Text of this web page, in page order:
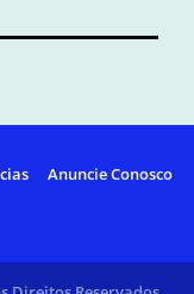
Anuncie Conosco